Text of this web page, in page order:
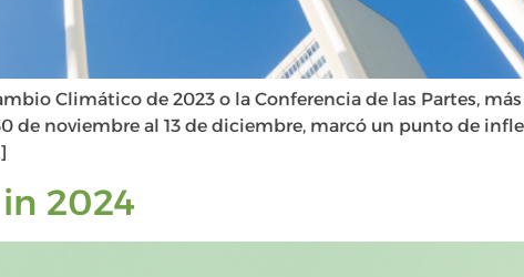
Climático de 2023 o la Conferencia de las Partes,
de noviembre al 13 de diciembre, marcó un punto de
2024